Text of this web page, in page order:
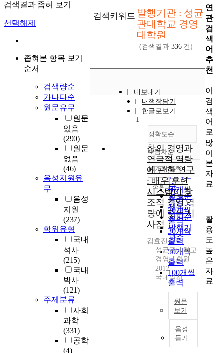
검색결과 좁혀 보기
선택해제
좁혀본 항목 보기
순서
검색량순
가나다순
원문유무
원문
있음
(290)
원문
없음
(46)
음성지원유
무
음성
지원
(237)
학위유형
국내
석사
(215)
국내
박사
(121)
주제분류
사회
과학
(331)
공학
(4)
검색키워드 발행기관 : 성균
관대학교 경영
대학원
(검색결과 336 건)
내보내기
내책장담기
한글로보기
정확도순
정확도
순
인기도
순
연도순
제목순
저자순
발행기
관순
내림차순
내림차순
10개씩 출력
10개씩
출력
20개씩
출력
30개씩
출력
50개씩
출력
100개씩
출력
조회
1
창의 경영과
연극적 역량
에 관한 연구
: 배우 훈련
시스템이 창
조적 경영 역
량에 갖는 시
사점
김효진
성균관대학교
경영대학원
2012
국내석사
원문
보기
음성
듣기
연
관
검
색
어
추
천
이
검
색
어
로
많
이
본
자
료
활
용
도
높
은
자
료